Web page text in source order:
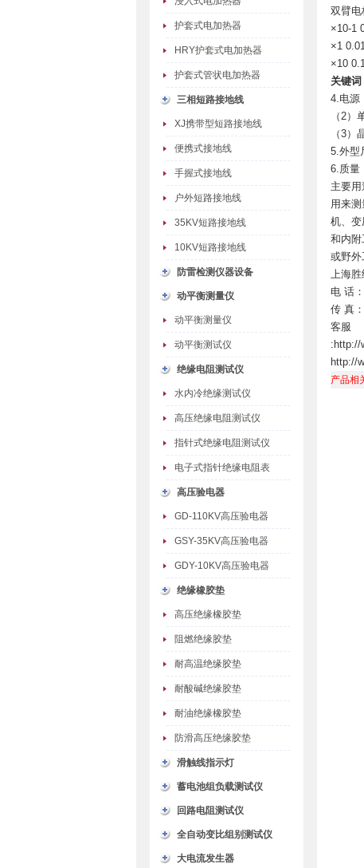
护套式电加热器
HRY护套式电加热器
护套式管状电加热器
三相短路接地线
XJ携带型短路接地线
便携式接地线
手握式接地线
户外短路接地线
35KV短路接地线
10KV短路接地线
防雷检测仪器设备
动平衡测量仪
动平衡测量仪
动平衡测试仪
绝缘电阻测试仪
水内冷绝缘测试仪
高压绝缘电阻测试仪
指针式绝缘电阻测试仪
电子式指针绝缘电阻表
高压验电器
GD-110KV高压验电器
GSY-35KV高压验电器
GDY-10KV高压验电器
绝缘橡胶垫
高压绝缘橡胶垫
阻燃绝缘胶垫
耐高温绝缘胶垫
耐酸碱绝缘胶垫
耐油绝缘橡胶垫
防滑高压绝缘胶垫
滑触线指示灯
蓄电池组负载测试仪
回路电阻测试仪
全自动变比组别测试仪
大电流发生器
双臂电
×10-1
×1
×10
关键词
4.电源
（2）
（3）
5.外型
6.质量
主要用
用来
机、变
和内附
或野外
上海胜
电 话：
传 真：
客服
:http://
http://
产品相